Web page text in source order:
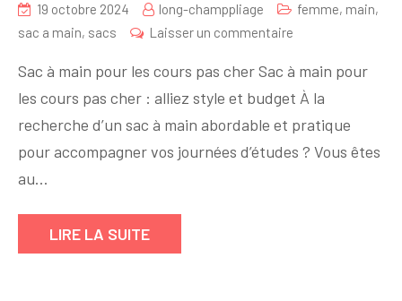
19 octobre 2024 long-champpliage femme, main,
sac a main, sacs Laisser un commentaire
le
sac
à
main
Sac à main pour les cours pas cher Sac à main pour
les cours pas cher : alliez style et budget À la
recherche d’un sac à main abordable et pratique
pour accompagner vos journées d’études ? Vous êtes
au…
LIRE LA SUITE